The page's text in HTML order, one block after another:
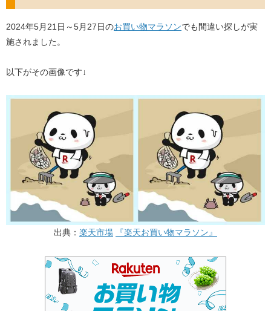
2024年5月21日～5月27日のお買い物マラソンでも間違い探しが実
施されました。
以下がその画像です↓
出典： 楽天市場 『楽天お買い物マラソン』